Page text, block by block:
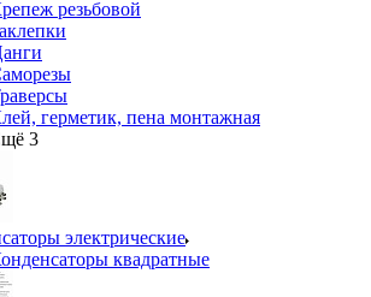
резьбовой
герметик, пена монтажная
3
электрические
квадратные